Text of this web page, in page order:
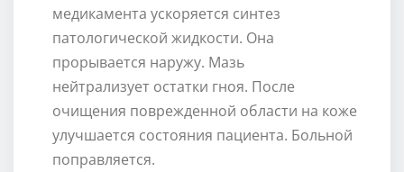
медикамента ускоряется синтез
патологической жидкости. Она
прорывается наружу. Мазь
нейтрализует остатки гноя. После
очищения поврежденной области на коже
улучшается состояния пациента. Больной
поправляется.